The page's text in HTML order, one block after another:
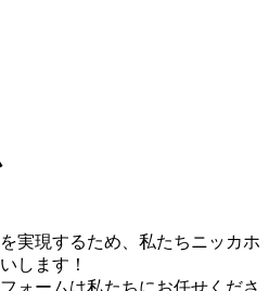
実現するため、私たちニッカホ
します！
ォームは私たちにお任せくださ